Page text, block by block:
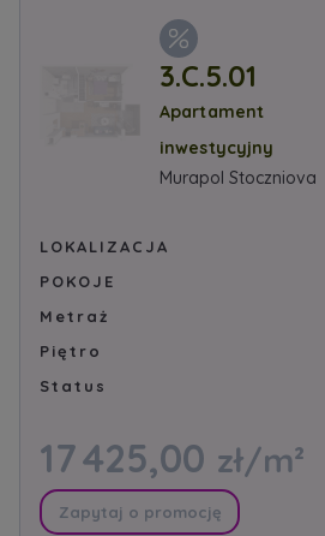
3.C.5.01
Apartament
inwestycyjny
Murapol Stoczniova
LOKALIZACJA
POKOJE
Metraż
Piętro
Status
17 425,00 zł/m²
Zapytaj o promocję